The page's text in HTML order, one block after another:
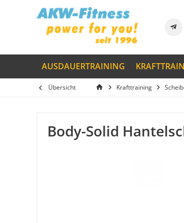
AUSDAUERTRAINING
Übersicht Krafttraining
Body-Solid